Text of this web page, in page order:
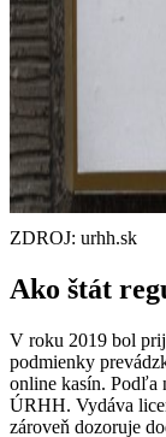
ZDROJ: urhh.sk
Ako štát
V roku 2019 bol
podmienky
online kasín. Podľa
ÚRHH. Vydáva
zároveň dozoruje